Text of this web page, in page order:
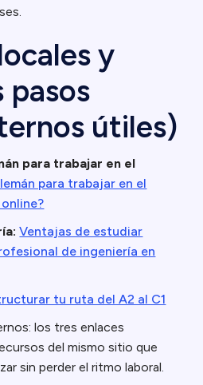
y
pasos
útiles)
para trabajar en el
para trabajar en el
Ventajas de estudiar
de ingeniería en
tu ruta del A2 al C1
los tres enlaces
del mismo sitio que
sin perder el ritmo laboral.